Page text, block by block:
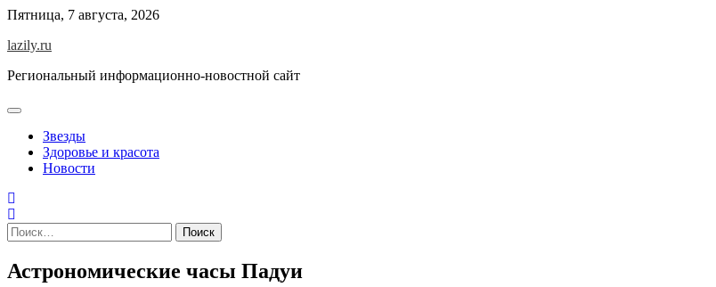
Skip
content
Пятница, 7 августа, 2026
lazily.ru
Региональный информационно-новостной сайт
Звезды
Здоровье и красота
Новости
Найти:
Астрономические часы Падуи